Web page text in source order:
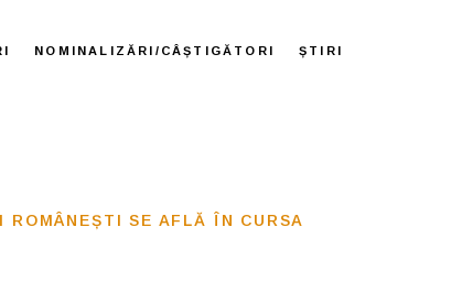
NOMINALIZĂRI/CÂȘTIGĂTORI ȘTIRI
SE AFLĂ ÎN CURSA